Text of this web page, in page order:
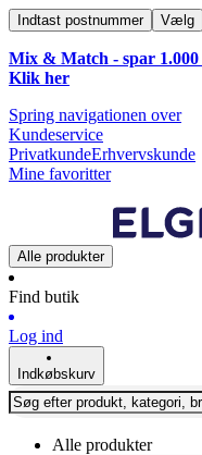
Indtast postnummer Vælg
Mix & Match - spar
Klik her
Spring navigationen over
Kundeservice
PrivatkundeErhvervskunde
Mine favoritter
Alle produkter
Find butik
Log ind
Indkøbskurv
Alle produkter